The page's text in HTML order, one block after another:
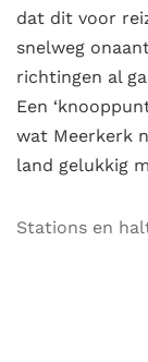
dat dit voor
snelweg
richtingen al
Een
wat Meerkerk
land gelukkig
Stations en